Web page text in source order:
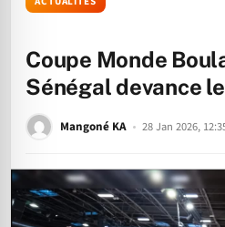
Coupe Monde
Sénégal devance
Mangoné KA 28 Jan 2026,